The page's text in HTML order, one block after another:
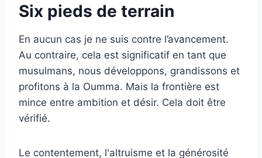
Six pieds de terrain
En aucun cas je ne suis contre l’avancement.
Au contraire, cela est significatif en tant que
musulmans, nous développons, grandissons et
profitons à la Oumma. Mais la frontière est
mince entre ambition et désir. Cela doit être
vérifié.
Le contentement, l'altruisme et la générosité